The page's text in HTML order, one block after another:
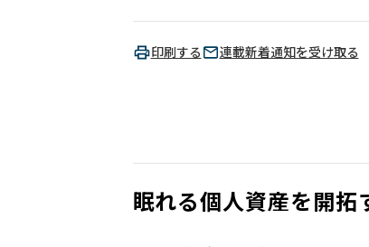
印刷する 連載新着通知を受け取る
眠れる個人資産を開拓